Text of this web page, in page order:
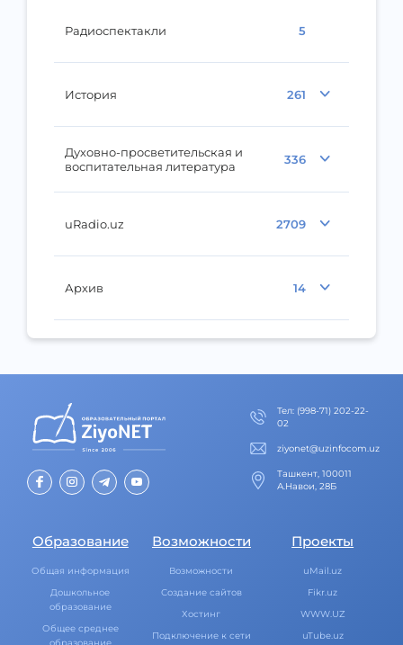
Радиоспектакли 5
История 261
Духовно-просветительская и
воспитательная литература
336
uRadio.uz 2709
Архив 14
Тел: (998-71) 202-22-
02
ziyonet@uzinfocom.uz
Ташкент, 100011
А.Навои, 28Б
Образование
Общая информация
Дошкольное
образование
Общее среднее
образование
Возможности
Возможности
Создание сайтов
Хостинг
Подключение к сети
Проекты
uMail.uz
Fikr.uz
WWW.UZ
uTube.uz